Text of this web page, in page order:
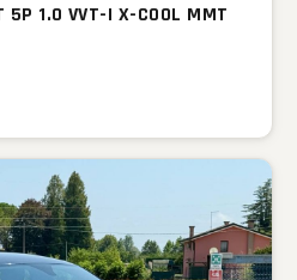
5P 1.0 VVT-I X-COOL MMT